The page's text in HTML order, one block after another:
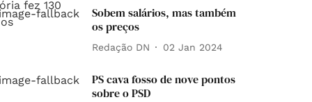
Sobem salários, mas também
os preços
Redação DN 02 Jan 2024
PS cava fosso de nove pontos
sobre o PSD